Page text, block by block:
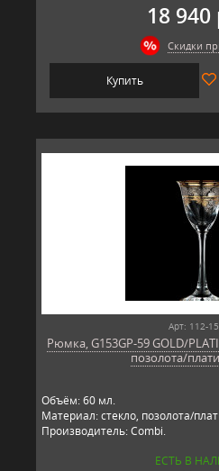
18 940
Скидки
Купить
Арт: 112-
Рюмка, G153GP-59 GOLD/
позолота/
Объём: 60 мл.
Материал: стекло, позолота/
Производитель: Combi.
ЕСТЬ В